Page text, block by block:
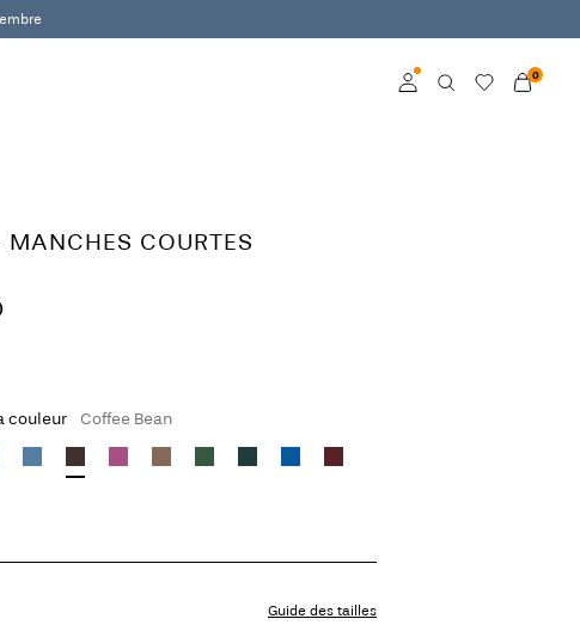
0
COURTES
couleur Coffee Bean
Guide des tailles